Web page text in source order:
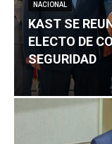
NACIONAL
KAST SE
ELECTO DE
SEGURIDAD